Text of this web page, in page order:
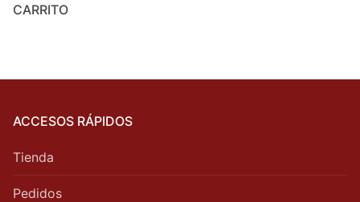
CARRITO
ACCESOS RÁPIDOS
Tienda
Pedidos